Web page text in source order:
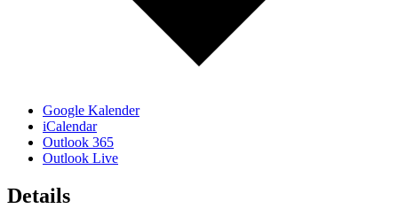
Google Kalender
iCalendar
Outlook 365
Outlook Live
Details